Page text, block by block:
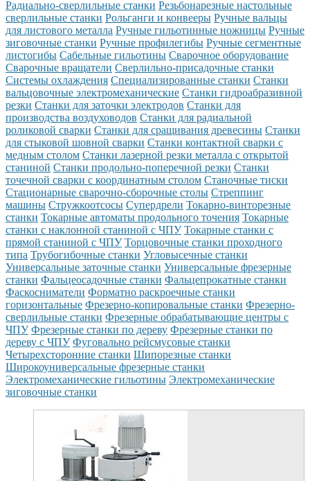
Радиально-сверлильные станки Резьбонарезные настольные
сверлильные станки Рольганги и конвееры Ручные вальцы
для листового металла Ручные гильотинные ножницы Ручные
зиговочные станки Ручные профилегибы Ручные сегментные
листогибы Сабельные гильотины Сварочное оборудование
Сварочные вращатели Сверлильно-присадочные станки
Системы охлаждения Специализированные станки Станки
вальцовочные электромеханические Станки гидроабразивной
резки Станки для заточки электродов Станки для
производства воздуховодов Станки для радиальной
роликовой сварки Станки для сращивания древесины Станки
для стыковой шовной сварки Станки контактной сварки с
медным столом Станки лазерной резки металла с открытой
станиной Станки продольно-поперечной резки Станки
точечной сварки с координатным столом Станочные тиски
Стационарные сварочно-сборочные столы Стреппинг
машины Стружкоотсосы Супердрели Токарно-винторезные
станки Токарные автоматы продольного точения Токарные
станки с наклонной станиной с ЧПУ Токарные станки с
прямой станиной с ЧПУ Торцовочные станки проходного
типа Трубогибочные станки Угловысечные станки
Универсальные заточные станки Универсальные фрезерные
станки Фальцеосадочные станки Фальцепрокатные станки
Фаскосниматели Форматно раскроечные станки
горизонтальные Фрезерно-копировальные станки Фрезерно-
сверлильные станки Фрезерные обрабатывающие центры с
ЧПУ Фрезерные станки по дереву Фрезерные станки по
дереву с ЧПУ Фуговально рейсмусовые станки
Четырехсторонние станки Шипорезные станки
Широкоуниверсальные фрезерные станки
Электромеханические гильотины Электромеханические
зиговочные станки